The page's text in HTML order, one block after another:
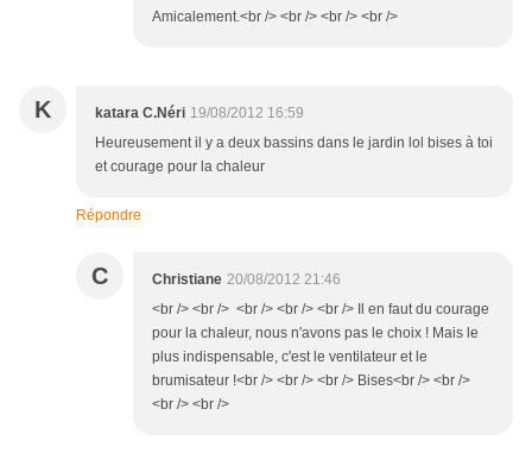
Amicalement.<br /> <br /> <br /> <br />
K katara C.Néri 19/08/2012 16:59
Heureusement il y a deux bassins dans le jardin lol bises à toi
et courage pour la chaleur
Répondre
C Christiane 20/08/2012 21:46
<br /> <br /> <br /> <br /> <br /> Il en faut du courage
pour la chaleur, nous n'avons pas le choix ! Mais le
plus indispensable, c'est le ventilateur et le
brumisateur !<br /> <br /> <br /> Bises<br /> <br />
<br /> <br />